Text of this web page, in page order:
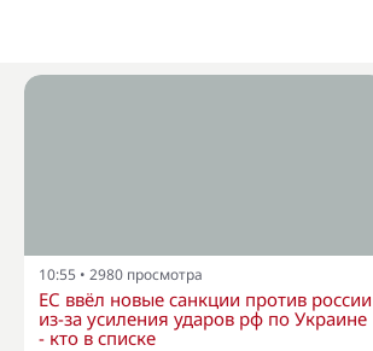
10:55 • 2980 просмотра
ЕС ввёл новые санкции против россии
из-за усиления ударов рф по Украине
- кто в списке